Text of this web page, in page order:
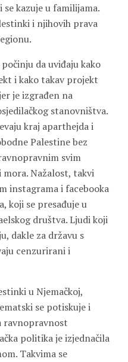
kazuje u familijama.
i njihovih prava
da uviđaju kako
i kako takav projekt
je izgrađen na
stanovništva.
kraj aparthejda i
Palestine bez
svim
Nažalost, takvi
instagrama i facebooka
koji se presađuje u
društva. Ljudi koji
dakle za državu s
cenzurirani i
u Njemačkoj,
se potiskuje i
ravnopravnost
politika je izjednačila
Takvima se